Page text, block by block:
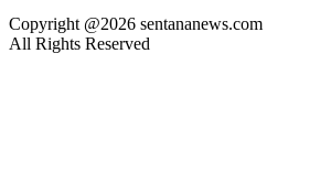
Copyright @2026 sentananews.com
All Rights Reserved